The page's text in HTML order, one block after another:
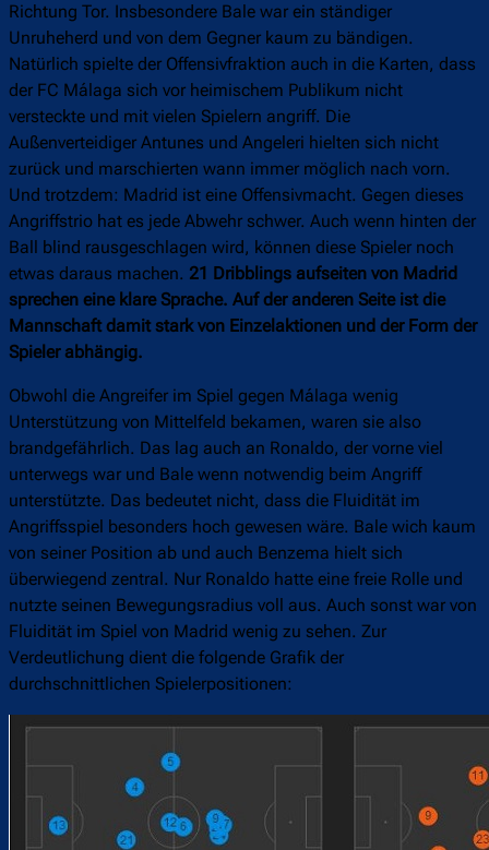
Richtung Tor. Insbesondere Bale war ein ständiger
Unruheherd und von dem Gegner kaum zu bändigen.
Natürlich spielte der Offensivfraktion auch in die Karten, dass
der FC Málaga sich vor heimischem Publikum nicht
versteckte und mit vielen Spielern angriff. Die
Außenverteidiger Antunes und Angeleri hielten sich nicht
zurück und marschierten wann immer möglich nach vorn.
Und trotzdem: Madrid ist eine Offensivmacht. Gegen dieses
Angriffstrio hat es jede Abwehr schwer. Auch wenn hinten der
Ball blind rausgeschlagen wird, können diese Spieler noch
etwas daraus machen. 21 Dribblings aufseiten von Madrid
sprechen eine klare Sprache. Auf der anderen Seite ist die
Mannschaft damit stark von Einzelaktionen und der Form der
Spieler abhängig.
Obwohl die Angreifer im Spiel gegen Málaga wenig
Unterstützung von Mittelfeld bekamen, waren sie also
brandgefährlich. Das lag auch an Ronaldo, der vorne viel
unterwegs war und Bale wenn notwendig beim Angriff
unterstützte. Das bedeutet nicht, dass die Fluidität im
Angriffsspiel besonders hoch gewesen wäre. Bale wich kaum
von seiner Position ab und auch Benzema hielt sich
überwiegend zentral. Nur Ronaldo hatte eine freie Rolle und
nutzte seinen Bewegungsradius voll aus. Auch sonst war von
Fluidität im Spiel von Madrid wenig zu sehen. Zur
Verdeutlichung dient die folgende Grafik der
durchschnittlichen Spielerpositionen: